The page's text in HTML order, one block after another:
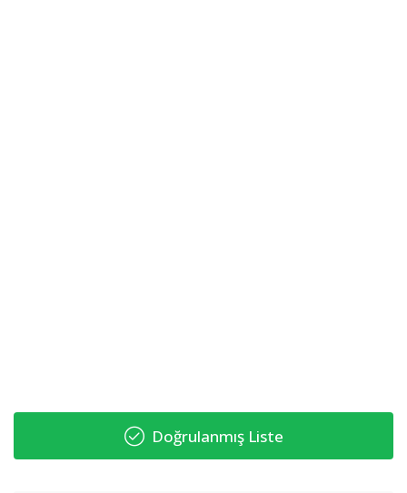
Doğrulanmış Liste